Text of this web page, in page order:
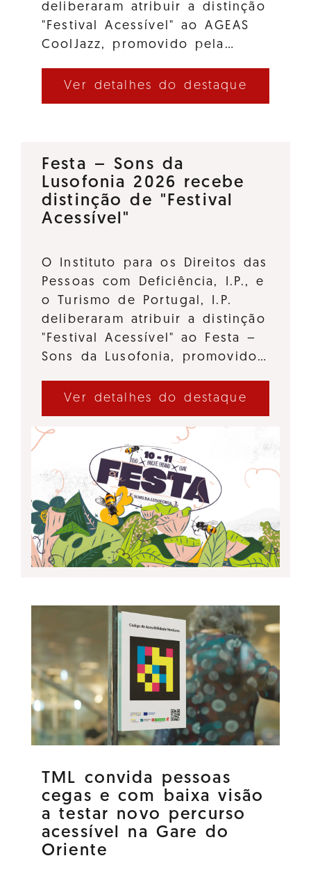
deliberaram atribuir a distinção
"Festival Acessível" ao AGEAS
CoolJazz, promovido pela…
Ver detalhes do destaque
Festa – Sons da
Lusofonia 2026 recebe
distinção de "Festival
Acessível"
O Instituto para os Direitos das
Pessoas com Deficiência, I.P., e
o Turismo de Portugal, I.P.
deliberaram atribuir a distinção
"Festival Acessível" ao Festa –
Sons da Lusofonia, promovido…
Ver detalhes do destaque
TML convida pessoas
cegas e com baixa visão
a testar novo percurso
acessível na Gare do
Oriente